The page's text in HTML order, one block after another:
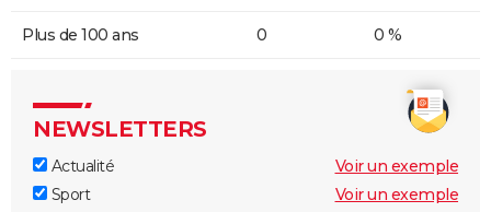
Plus de 100 ans 0 0 %
NEWSLETTERS
Actualité
Voir un exemple
Sport
Voir un exemple